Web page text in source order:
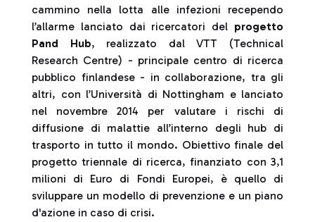
cammino nella lotta alle infezioni recependo
l’allarme lanciato dai ricercatori del progetto
Pand Hub, realizzato dal VTT (Technical
Research Centre) - principale centro di ricerca
pubblico finlandese - in collaborazione, tra gli
altri, con l’Università di Nottingham e lanciato
nel novembre 2014 per valutare i rischi di
diffusione di malattie all’interno degli hub di
trasporto in tutto il mondo. Obiettivo finale del
progetto triennale di ricerca, finanziato con 3,1
milioni di Euro di Fondi Europei, è quello di
sviluppare un modello di prevenzione e un piano
d'azione in caso di crisi.